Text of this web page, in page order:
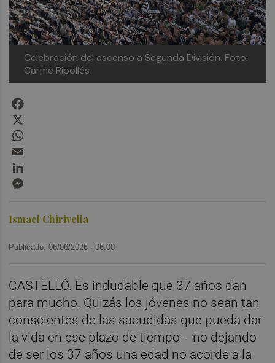
Celebración del ascenso a Segunda División. Foto:
Carme Ripollés
Ismael Chirivella
Publicado: 06/06/2026 ·06:00
CASTELLÓ. Es indudable que 37 años dan
para mucho. Quizás los jóvenes no sean tan
conscientes de las sacudidas que pueda dar
la vida en ese plazo de tiempo —no dejando
de ser los 37 años una edad no acorde a la